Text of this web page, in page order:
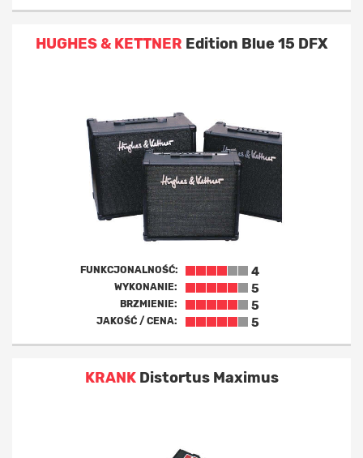
HUGHES & KETTNER Edition Blue 15 DFX
FUNKCJONALNOŚĆ: 4
WYKONANIE: 5
BRZMIENIE: 5
JAKOŚĆ / CENA: 5
KRANKDistortus Maximus